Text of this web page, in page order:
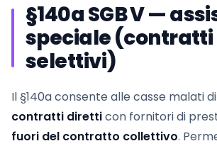
§140a SGB V —
speciale (contratti
selettivi)
Il §140a consente alle casse malati
contratti diretticon fornitori di
fuori del contratto collettivo.